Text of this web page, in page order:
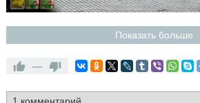
Показать больше
—